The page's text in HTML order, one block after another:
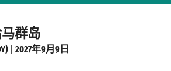
群岛
|2027年9月9日